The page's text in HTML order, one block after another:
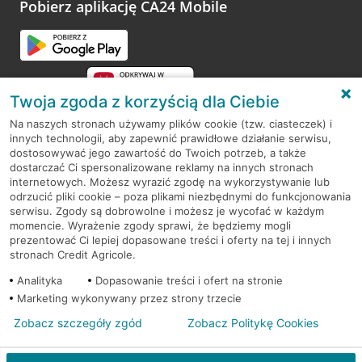
Pobierz aplikację CA24 Mobile
RODO
Regulamin serwisu
Mapa serwisu
PolitykaCookies
© 2026 Credit Agricole Bank Polska S.A. Wszelkie prawa zastrzeżone
Twoja zgoda z korzyścią dla Ciebie
Na naszych stronach używamy plików cookie (tzw. ciasteczek) i
innych technologii, aby zapewnić prawidłowe działanie serwisu,
dostosowywać jego zawartość do Twoich potrzeb, a także
dostarczać Ci spersonalizowane reklamy na innych stronach
internetowych. Możesz wyrazić zgodę na wykorzystywanie lub
odrzucić pliki cookie – poza plikami niezbędnymi do funkcjonowania
serwisu. Zgody są dobrowolne i możesz je wycofać w każdym
momencie. Wyrażenie zgody sprawi, że będziemy mogli
prezentować Ci lepiej dopasowane treści i oferty na tej i innych
stronach Credit Agricole.
Analityka
Dopasowanie treści i ofert na stronie
Marketing wykonywany przez strony trzecie
Zobacz szczegóły zgód Zobacz Politykę Cookies